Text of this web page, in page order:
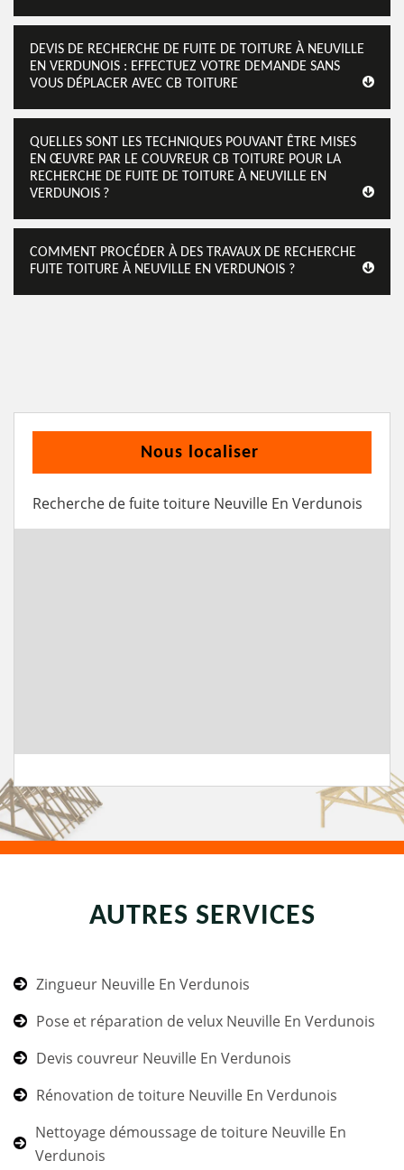
DEVIS DE RECHERCHE DE FUITE DE TOITURE À NEUVILLE
EN VERDUNOIS : EFFECTUEZ VOTRE DEMANDE SANS
VOUS DÉPLACER AVEC CB TOITURE
QUELLES SONT LES TECHNIQUES POUVANT ÊTRE MISES
EN ŒUVRE PAR LE COUVREUR CB TOITURE POUR LA
RECHERCHE DE FUITE DE TOITURE À NEUVILLE EN
VERDUNOIS ?
COMMENT PROCÉDER À DES TRAVAUX DE RECHERCHE
FUITE TOITURE À NEUVILLE EN VERDUNOIS ?
Nous localiser
Recherche de fuite toiture Neuville En Verdunois
AUTRES SERVICES
Zingueur Neuville En Verdunois
Pose et réparation de velux Neuville En Verdunois
Devis couvreur Neuville En Verdunois
Rénovation de toiture Neuville En Verdunois
Nettoyage démoussage de toiture Neuville En
Verdunois